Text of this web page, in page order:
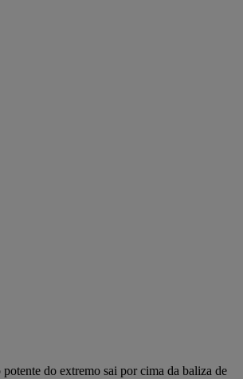
potente do extremo sai por cima da baliza de